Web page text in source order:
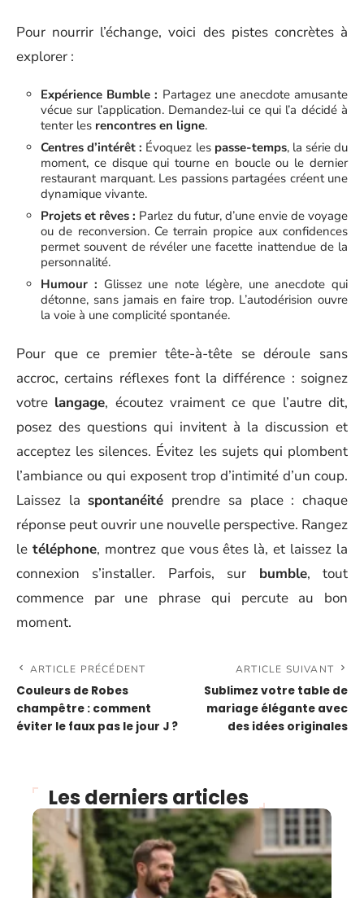
Pour nourrir l’échange, voici des pistes concrètes à
explorer :
Expérience Bumble : Partagez une anecdote amusante
vécue sur l’application. Demandez-lui ce qui l’a décidé à
tenter les rencontres en ligne.
Centres d’intérêt : Évoquez les passe-temps, la série du
moment, ce disque qui tourne en boucle ou le dernier
restaurant marquant. Les passions partagées créent une
dynamique vivante.
Projets et rêves : Parlez du futur, d’une envie de voyage
ou de reconversion. Ce terrain propice aux confidences
permet souvent de révéler une facette inattendue de la
personnalité.
Humour : Glissez une note légère, une anecdote qui
détonne, sans jamais en faire trop. L’autodérision ouvre
la voie à une complicité spontanée.
Pour que ce premier tête-à-tête se déroule sans
accroc, certains réflexes font la différence : soignez
votre langage, écoutez vraiment ce que l’autre dit,
posez des questions qui invitent à la discussion et
acceptez les silences. Évitez les sujets qui plombent
l’ambiance ou qui exposent trop d’intimité d’un coup.
Laissez la spontanéité prendre sa place : chaque
réponse peut ouvrir une nouvelle perspective. Rangez
le téléphone, montrez que vous êtes là, et laissez la
connexion s’installer. Parfois, sur bumble, tout
commence par une phrase qui percute au bon
moment.
ARTICLE PRÉCÉDENT
Couleurs de Robes
champêtre : comment
éviter le faux pas le jour J ?
ARTICLE SUIVANT
Sublimez votre table de
mariage élégante avec
des idées originales
Les derniers articles